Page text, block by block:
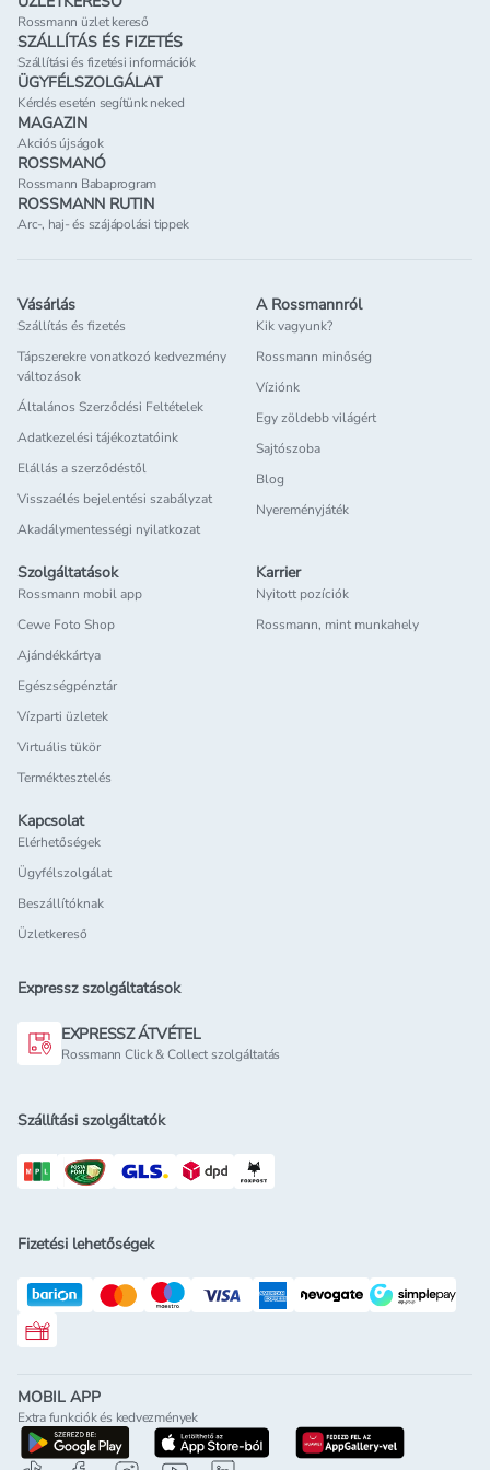
Rossmann üzlet kereső
SZÁLLÍTÁS ÉS FIZETÉS
Szállítási és fizetési információk
ÜGYFÉLSZOLGÁLAT
Kérdés esetén segítünk neked
MAGAZIN
Akciós újságok
ROSSMANÓ
Rossmann Babaprogram
ROSSMANN RUTIN
Arc-, haj- és szájápolási tippek
Vásárlás
Szállítás és fizetés
Tápszerekre vonatkozó kedvezmény
változások
Általános Szerződési Feltételek
Adatkezelési tájékoztatóink
Elállás a szerződéstől
Visszaélés bejelentési szabályzat
Akadálymentességi nyilatkozat
A Rossmannról
Kik vagyunk?
Rossmann minőség
Víziónk
Egy zöldebb világért
Sajtószoba
Blog
Nyereményjáték
Szolgáltatások
Rossmann mobil app
Cewe Foto Shop
Ajándékkártya
Egészségpénztár
Vízparti üzletek
Virtuális tükör
Terméktesztelés
Karrier
Nyitott pozíciók
Rossmann, mint munkahely
Kapcsolat
Elérhetőségek
Ügyfélszolgálat
Beszállítóknak
Üzletkereső
Expressz szolgáltatások
EXPRESSZ ÁTVÉTEL
Rossmann Click & Collect szolgáltatás
Szállítási szolgáltatók
Fizetési lehetőségek
Rossmann ajándékkártya
MOBIL APP
Extra funkciók és kedvezmények
letöltés a google-play-rölletöltés az app-store-ból
letöltés